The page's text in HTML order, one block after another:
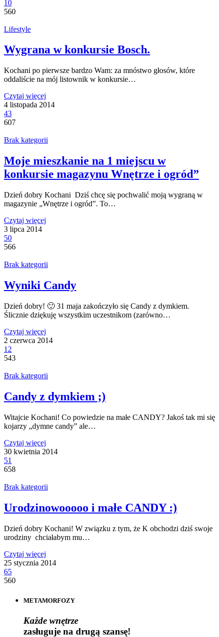
10
560
Lifestyle
Wygrana w konkursie Bosch.
Kochani po pierwsze bardzo Wam: za mnóstwo głosów, które
oddaliście na mój listownik w konkursie…
Czytaj więcej
4 listopada 2014
43
607
Brak kategorii
Moje mieszkanie na 1 miejscu w
konkursie magazynu Wnętrze i ogród”
Dzień dobry Kochani Dziś chcę się pochwalić moją wygraną w
magazynie „Wnętrze i ogród”. To…
Czytaj więcej
3 lipca 2014
50
566
Brak kategorii
Wyniki Candy
Dzień dobry! 🙂 31 maja zakończyło się Candy z dymkiem.
Ślicznie dziękuję wszystkim uczestnikom (zarówno…
Czytaj więcej
2 czerwca 2014
12
543
Brak kategorii
Candy z dymkiem ;)
Witajcie Kochani! Co powiedzie na małe CANDY? Jakoś tak mi się
kojarzy „dymne candy” ale…
Czytaj więcej
30 kwietnia 2014
51
658
Brak kategorii
Urodzinowooooo i małe CANDY :)
Dzień dobry Kochani! W związku z tym, że K obchodzi dziś swoje
urodziny chciałabym mu…
Czytaj więcej
25 stycznia 2014
65
560
METAMORFOZY
Każde wnętrze
zasługuje na drugą szansę!